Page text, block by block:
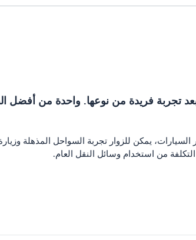
بعد تجربة فريدة من نوعها. واحدة من
يمكن للزوار تجربة السواحل المذهلة
من استخدام وسائل النقل العام.